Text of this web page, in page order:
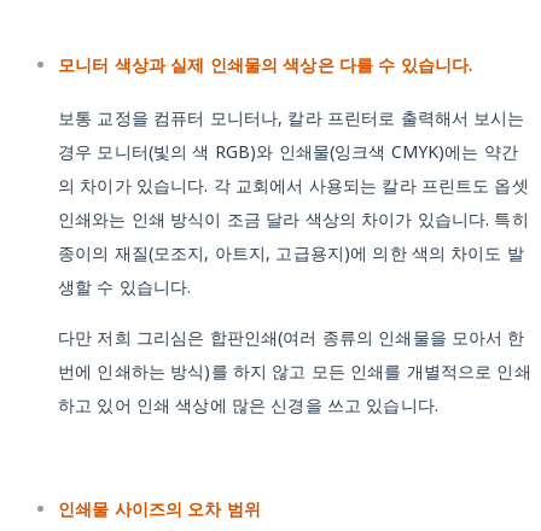
모니터 색상과 실제 인쇄물의 색상은 다를 수 있습니다.
보통 교정을 컴퓨터 모니터나, 칼라 프린터로 출력해서 보시는
경우 모니터(빛의 색 RGB)와 인쇄물(잉크색 CMYK)에는 약간
의 차이가 있습니다. 각 교회에서 사용되는 칼라 프린트도 옵셋
인쇄와는 인쇄 방식이 조금 달라 색상의 차이가 있습니다. 특히
종이의 재질(모조지, 아트지, 고급용지)에 의한 색의 차이도 발
생할 수 있습니다.
다만 저희 그리심은 합판인쇄(여러 종류의 인쇄물을 모아서 한
번에 인쇄하는 방식)를 하지 않고 모든 인쇄를 개별적으로 인쇄
하고 있어 인쇄 색상에 많은 신경을 쓰고 있습니다.
인쇄물 사이즈의 오차 범위